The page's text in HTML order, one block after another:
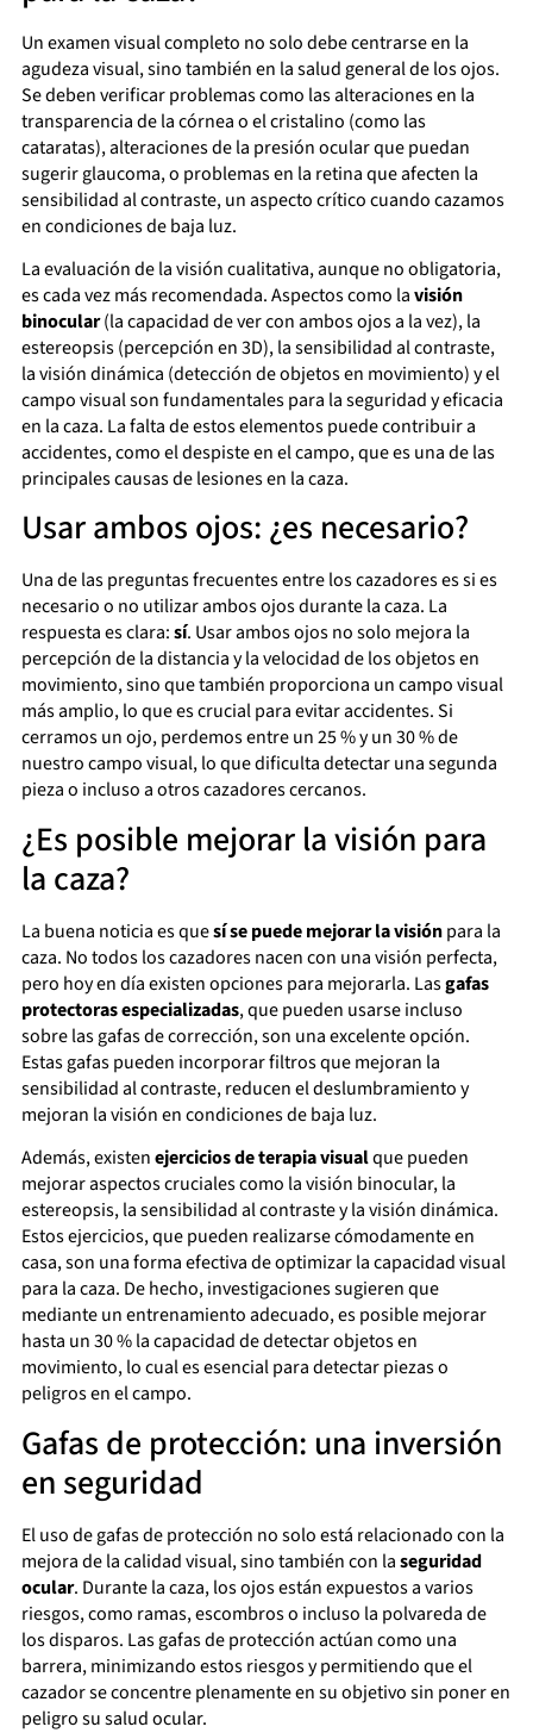
Un examen visual completo no solo debe centrarse en la
agudeza visual, sino también en la salud general de los ojos.
Se deben verificar problemas como las alteraciones en la
transparencia de la córnea o el cristalino (como las
cataratas), alteraciones de la presión ocular que puedan
sugerir glaucoma, o problemas en la retina que afecten la
sensibilidad al contraste, un aspecto crítico cuando cazamos
en condiciones de baja luz.
La evaluación de la visión cualitativa, aunque no obligatoria,
es cada vez más recomendada. Aspectos como lavisión
binocular(la capacidad de ver con ambos ojos a la vez), la
estereopsis (percepción en 3D), la sensibilidad al contraste,
la visión dinámica (detección de objetos en movimiento) y el
campo visual son fundamentales para la seguridad y eficacia
en la caza. La falta de estos elementos puede contribuir a
accidentes, como el despiste en el campo, que es una de las
principales causas de lesiones en la caza.
Usar ambos ojos: ¿es necesario?
Una de las preguntas frecuentes entre los cazadores es si es
necesario o no utilizar ambos ojos durante la caza. La
respuesta es clara:sí. Usar ambos ojos no solo mejora la
percepción de la distancia y la velocidad de los objetos en
movimiento, sino que también proporciona un campo visual
más amplio, lo que es crucial para evitar accidentes. Si
cerramos un ojo, perdemos entre un 25 % y un 30 % de
nuestro campo visual, lo que dificulta detectar una segunda
pieza o incluso a otros cazadores cercanos.
¿Es posible mejorar la visión para
la caza?
La buena noticia es quesí se puede mejorar la visiónpara la
caza. No todos los cazadores nacen con una visión perfecta,
pero hoy en día existen opciones para mejorarla. Lasgafas
protectoras especializadas, que pueden usarse incluso
sobre las gafas de corrección, son una excelente opción.
Estas gafas pueden incorporar filtros que mejoran la
sensibilidad al contraste, reducen el deslumbramiento y
mejoran la visión en condiciones de baja luz.
Además, existenejercicios de terapia visualque pueden
mejorar aspectos cruciales como la visión binocular, la
estereopsis, la sensibilidad al contraste y la visión dinámica.
Estos ejercicios, que pueden realizarse cómodamente en
casa, son una forma efectiva de optimizar la capacidad visual
para la caza. De hecho, investigaciones sugieren que
mediante un entrenamiento adecuado, es posible mejorar
hasta un 30 % la capacidad de detectar objetos en
movimiento, lo cual es esencial para detectar piezas o
peligros en el campo.
Gafas de protección: una inversión
en seguridad
El uso de gafas de protección no solo está relacionado con la
mejora de la calidad visual, sino también con laseguridad
ocular. Durante la caza, los ojos están expuestos a varios
riesgos, como ramas, escombros o incluso la polvareda de
los disparos. Las gafas de protección actúan como una
barrera, minimizando estos riesgos y permitiendo que el
cazador se concentre plenamente en su objetivo sin poner en
peligro su salud ocular.